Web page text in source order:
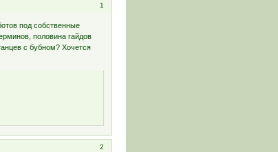
1
под собственные
половина гайдов
с бубном? Хочется
2